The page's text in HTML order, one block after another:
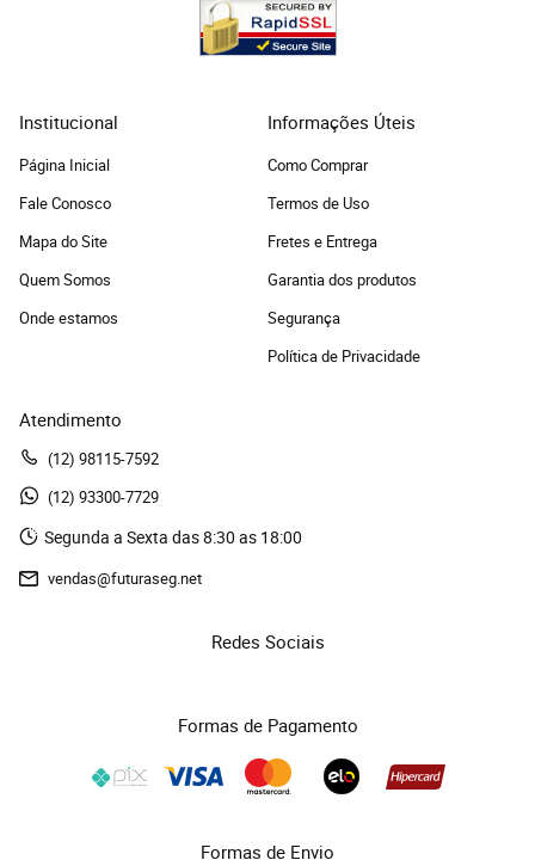
Institucional
Página Inicial
Fale Conosco
Mapa do Site
Quem Somos
Onde estamos
Informações Úteis
Como Comprar
Termos de Uso
Fretes e Entrega
Garantia dos produtos
Segurança
Política de Privacidade
Atendimento
(12) 98115-7592
(12) 93300-7729
Segunda a Sexta das 8:30 as 18:00
vendas@futuraseg.net
Redes Sociais
Formas de Pagamento
Formas de Envio